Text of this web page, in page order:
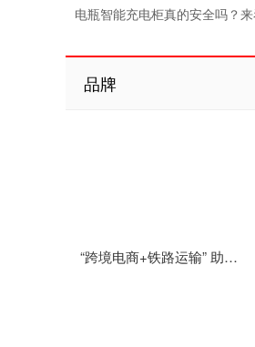
电瓶智能充电柜真的安全吗？来
品牌
“跨境电商+铁路运输” 助力云南跨境电商商品快速通关